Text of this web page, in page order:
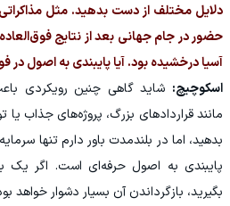
حضور در جام جهانی بعد از نتایج
آسیا درخشیده بود. آیا پایبندی به اصول در
اسکوچیچ: شاید گاهی چنین رویکردی
مانند قراردادهای بزرگ، پروژه‌های جذاب
بدهید، اما در بلندمدت باور دارم تنها
پایبندی به اصول حرفه‌ای است. اگر یک
بگیرید، بازگرداندن آن بسیار دشوار خواهد